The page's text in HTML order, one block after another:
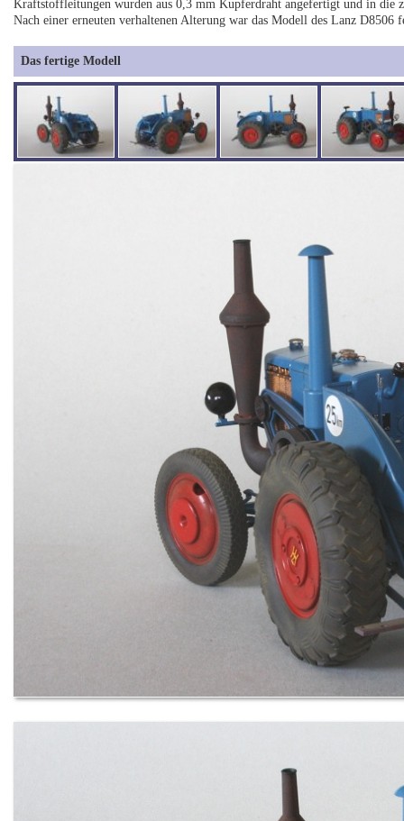
Kraftstoffleitungen wurden aus 0,3 mm Kupferdraht angefertigt und in die
Nach einer erneuten verhaltenen Alterung war das Modell des Lanz D8506
Das fertige Modell